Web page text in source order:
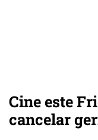
Cine este
cancelar